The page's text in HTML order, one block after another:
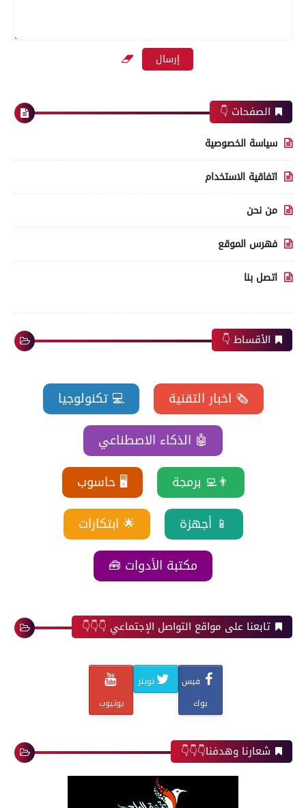
الصفحات 👇
سياسة الخصوصية
اتفاقية الاستخدام
من نحن
فهرس الموقع
اتصل بنا
الأقساط 👇
🗞️ اخبار التقنية
💻 تكنولوجيا
🤖 الذكاء الاصطناعي
👨‍💻 برمجة
🖥️ حاسوب
📱 أجهزة
🌟 ابتكارات
مكتبة الأدوات 🧰
تابعنا على مواقع التواصل الإجتماعي 👇👇👇
فيس
بوك
تويتر
يوتيوب
شعارنا وهدفنا👇👇👇